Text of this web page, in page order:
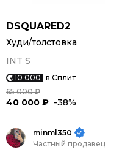
DSQUARED2
Худи/толстовка
INT S
10 000 в Сплит
65 000 ₽
40 000 ₽ -38%
minml350
Частный продавец